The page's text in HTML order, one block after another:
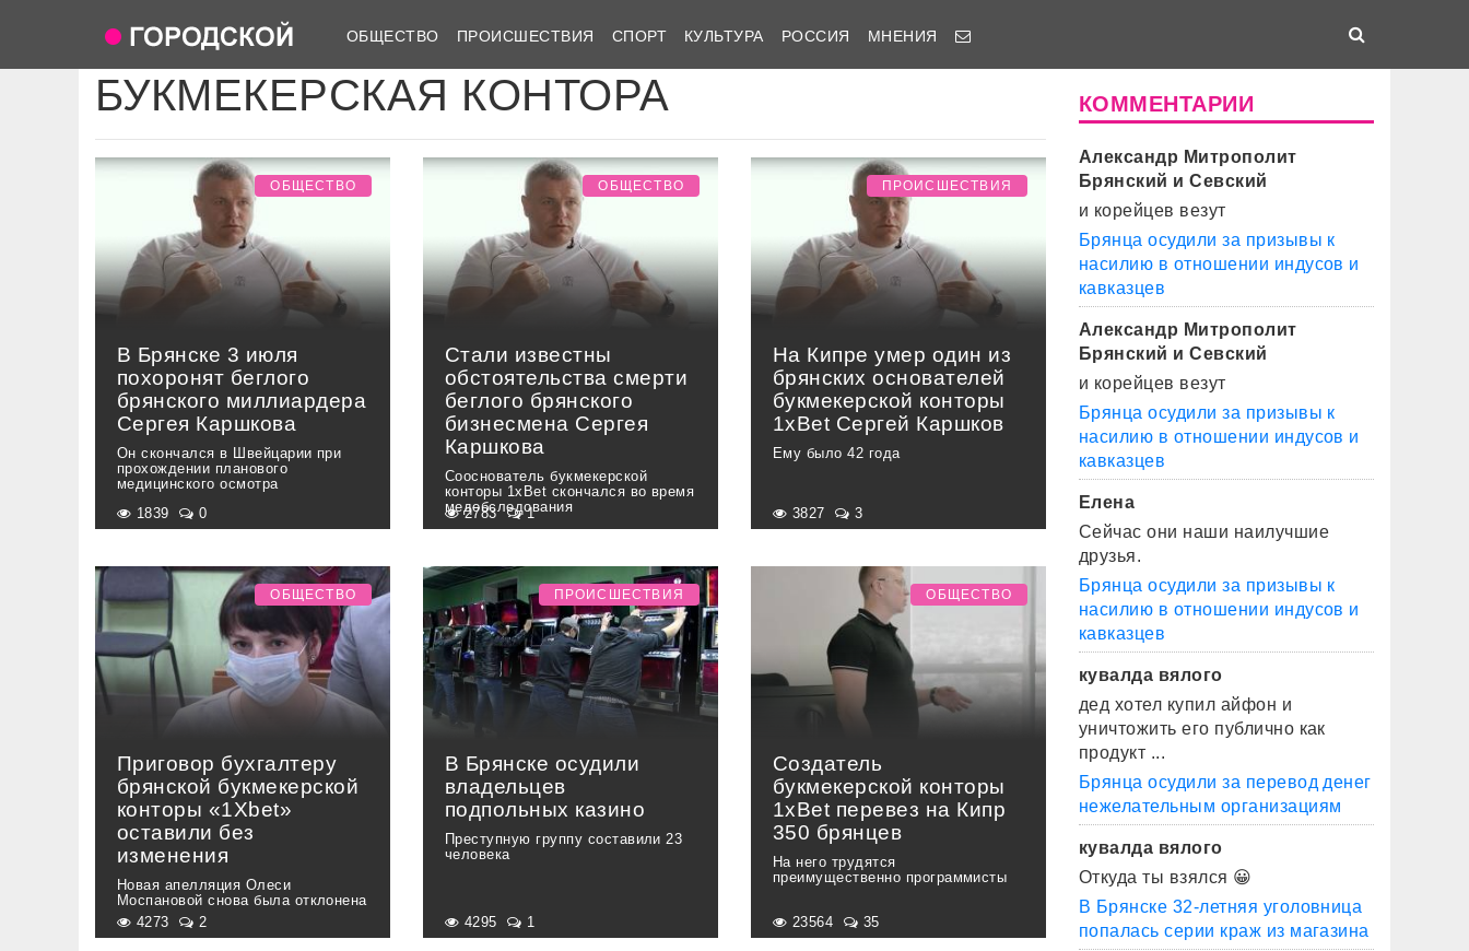
ОБЩЕСТВО ПРОИСШЕСТВИЯ СПОРТ КУЛЬТУРА РОССИЯ МНЕНИЯ
БУКМЕКЕРСКАЯ КОНТОРА
В Брянске 3 июля
похоронят беглого
брянского миллиардера
Сергея Каршкова
Он скончался в Швейцарии при
прохождении планового
медицинского осмотра
ОБЩЕСТВО
1839 0
Стали известны
обстоятельства смерти
беглого брянского
бизнесмена Сергея
Каршкова
Сооснователь букмекерской
конторы 1xBet скончался во время
медобследования
ОБЩЕСТВО
2783 1
На Кипре умер один из
брянских основателей
букмекерской конторы
1xBet Сергей Каршков
Ему было 42 года
ПРОИСШЕСТВИЯ
3827 3
Приговор бухгалтеру
брянской букмекерской
конторы «1Xbet»
оставили без
изменения
Новая апелляция Олеси
Моспановой снова была отклонена
ОБЩЕСТВО
4273 2
В Брянске осудили
владельцев
подпольных казино
Преступную группу составили 23
человека
ПРОИСШЕСТВИЯ
4295 1
Создатель
букмекерской конторы
1xBet перевез на Кипр
350 брянцев
На него трудятся
преимущественно программисты
ОБЩЕСТВО
23564 35
КОММЕНТАРИИ
Александр Митрополит
Брянский и Севский
и корейцев везут
Брянца осудили за призывы к
насилию в отношении индусов и
кавказцев
Александр Митрополит
Брянский и Севский
и корейцев везут
Брянца осудили за призывы к
насилию в отношении индусов и
кавказцев
Елена
Сейчас они наши наилучшие
друзья.
Брянца осудили за призывы к
насилию в отношении индусов и
кавказцев
кувалда вялого
дед хотел купил айфон и
уничтожить его публично как
продукт ...
Брянца осудили за перевод денег
нежелательным организациям
кувалда вялого
Откуда ты взялся 😀
В Брянске 32-летняя уголовница
попалась серии краж из магазина